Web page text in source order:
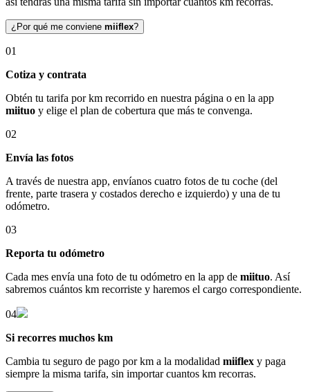
¿Por qué me conviene miiflex?
01
Cotiza y contrata
Obtén tu tarifa por km recorrido en nuestra página o en la app
miituo y elige el plan de cobertura que más te convenga.
02
Envía las fotos
A través de nuestra app, envíanos cuatro fotos de tu coche (del
frente, parte trasera y costados derecho e izquierdo) y una de tu
odómetro.
03
Reporta tu odómetro
Cada mes envía una foto de tu odómetro en la app de miituo. Así
sabremos cuántos km recorriste y haremos el cargo correspondiente.
04
Si recorres muchos km
Cambia tu seguro de pago por km a la modalidad miiflex y paga
siempre la misma tarifa, sin importar cuantos km recorras.